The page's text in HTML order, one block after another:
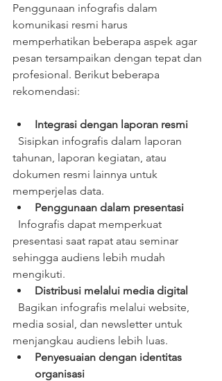
Penggunaan infografis dalam
komunikasi resmi harus
memperhatikan beberapa aspek agar
pesan tersampaikan dengan tepat dan
profesional. Berikut beberapa
rekomendasi:
Integrasi dengan laporan resmi
tahunan, laporan kegiatan, atau
dokumen resmi lainnya untuk
memperjelas data.
Penggunaan dalam presentasi
presentasi saat rapat atau seminar
sehingga audiens lebih mudah
mengikuti.
Distribusi melalui media digital
media sosial, dan newsletter untuk
menjangkau audiens lebih luas.
Penyesuaian dengan identitas
organisasi